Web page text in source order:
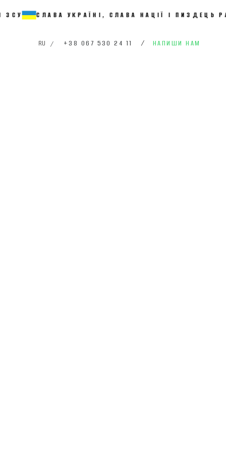
СЛАВА УКРАЇНІ, СЛАВА НАЦІЇ І ПИЗДЕЦЬ
RU / +38 067 530 24 11 / НАПИШИ НАМ